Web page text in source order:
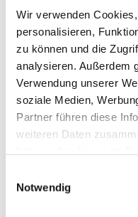
Wir verwenden
personalisieren,
zu können und die
analysieren. Außerdem
Verwendung unserer
soziale Medien,
Partner führen diese
weiteren Daten
Notwendig
Pfarrer